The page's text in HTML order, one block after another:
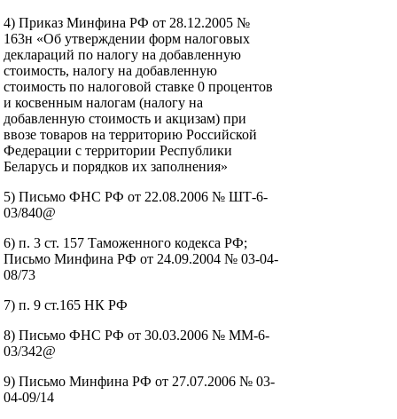
4) Приказ Минфина РФ от 28.12.2005 №
163н «Об утверждении форм налоговых
деклараций по налогу на добавленную
стоимость, налогу на добавленную
стоимость по налоговой ставке 0 процентов
и косвенным налогам (налогу на
добавленную стоимость и акцизам) при
ввозе товаров на территорию Российской
Федерации с территории Республики
Беларусь и порядков их заполнения»
5) Письмо ФНС РФ от 22.08.2006 № ШТ-6-
03/840@
6) п. 3 ст. 157 Таможенного кодекса РФ;
Письмо Минфина РФ от 24.09.2004 № 03-04-
08/73
7) п. 9 ст.165 НК РФ
8) Письмо ФНС РФ от 30.03.2006 № ММ-6-
03/342@
9) Письмо Минфина РФ от 27.07.2006 № 03-
04-09/14